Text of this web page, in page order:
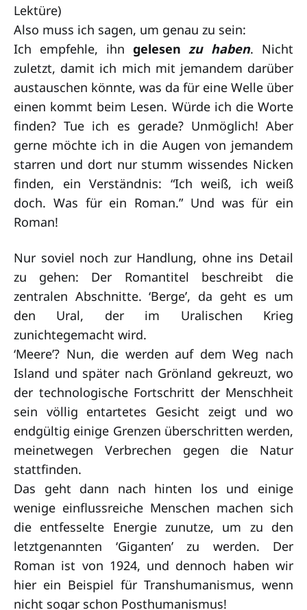
Lektüre)
Also muss ich sagen, um genau zu sein:
Ich empfehle, ihn gelesen zu haben. Nicht
zuletzt, damit ich mich mit jemandem darüber
austauschen könnte, was da für eine Welle über
einen kommt beim Lesen. Würde ich die Worte
finden? Tue ich es gerade? Unmöglich! Aber
gerne möchte ich in die Augen von jemandem
starren und dort nur stumm wissendes Nicken
finden, ein Verständnis: “Ich weiß, ich weiß
doch. Was für ein Roman.” Und was für ein
Roman!
Nur soviel noch zur Handlung, ohne ins Detail
zu gehen: Der Romantitel beschreibt die
zentralen Abschnitte. ‘Berge’, da geht es um
den Ural, der im Uralischen Krieg
zunichtegemacht wird.
‘Meere’? Nun, die werden auf dem Weg nach
Island und später nach Grönland gekreuzt, wo
der technologische Fortschritt der Menschheit
sein völlig entartetes Gesicht zeigt und wo
endgültig einige Grenzen überschritten werden,
meinetwegen Verbrechen gegen die Natur
stattfinden.
Das geht dann nach hinten los und einige
wenige einflussreiche Menschen machen sich
die entfesselte Energie zunutze, um zu den
letztgenannten ‘Giganten’ zu werden. Der
Roman ist von 1924, und dennoch haben wir
hier ein Beispiel für Transhumanismus, wenn
nicht sogar schon Posthumanismus!